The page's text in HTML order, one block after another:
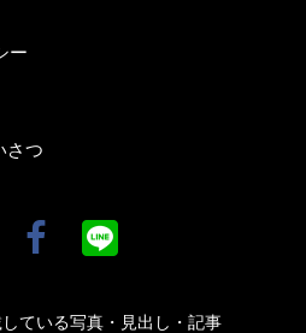
ー
さつ
ている写真・見出し・記事